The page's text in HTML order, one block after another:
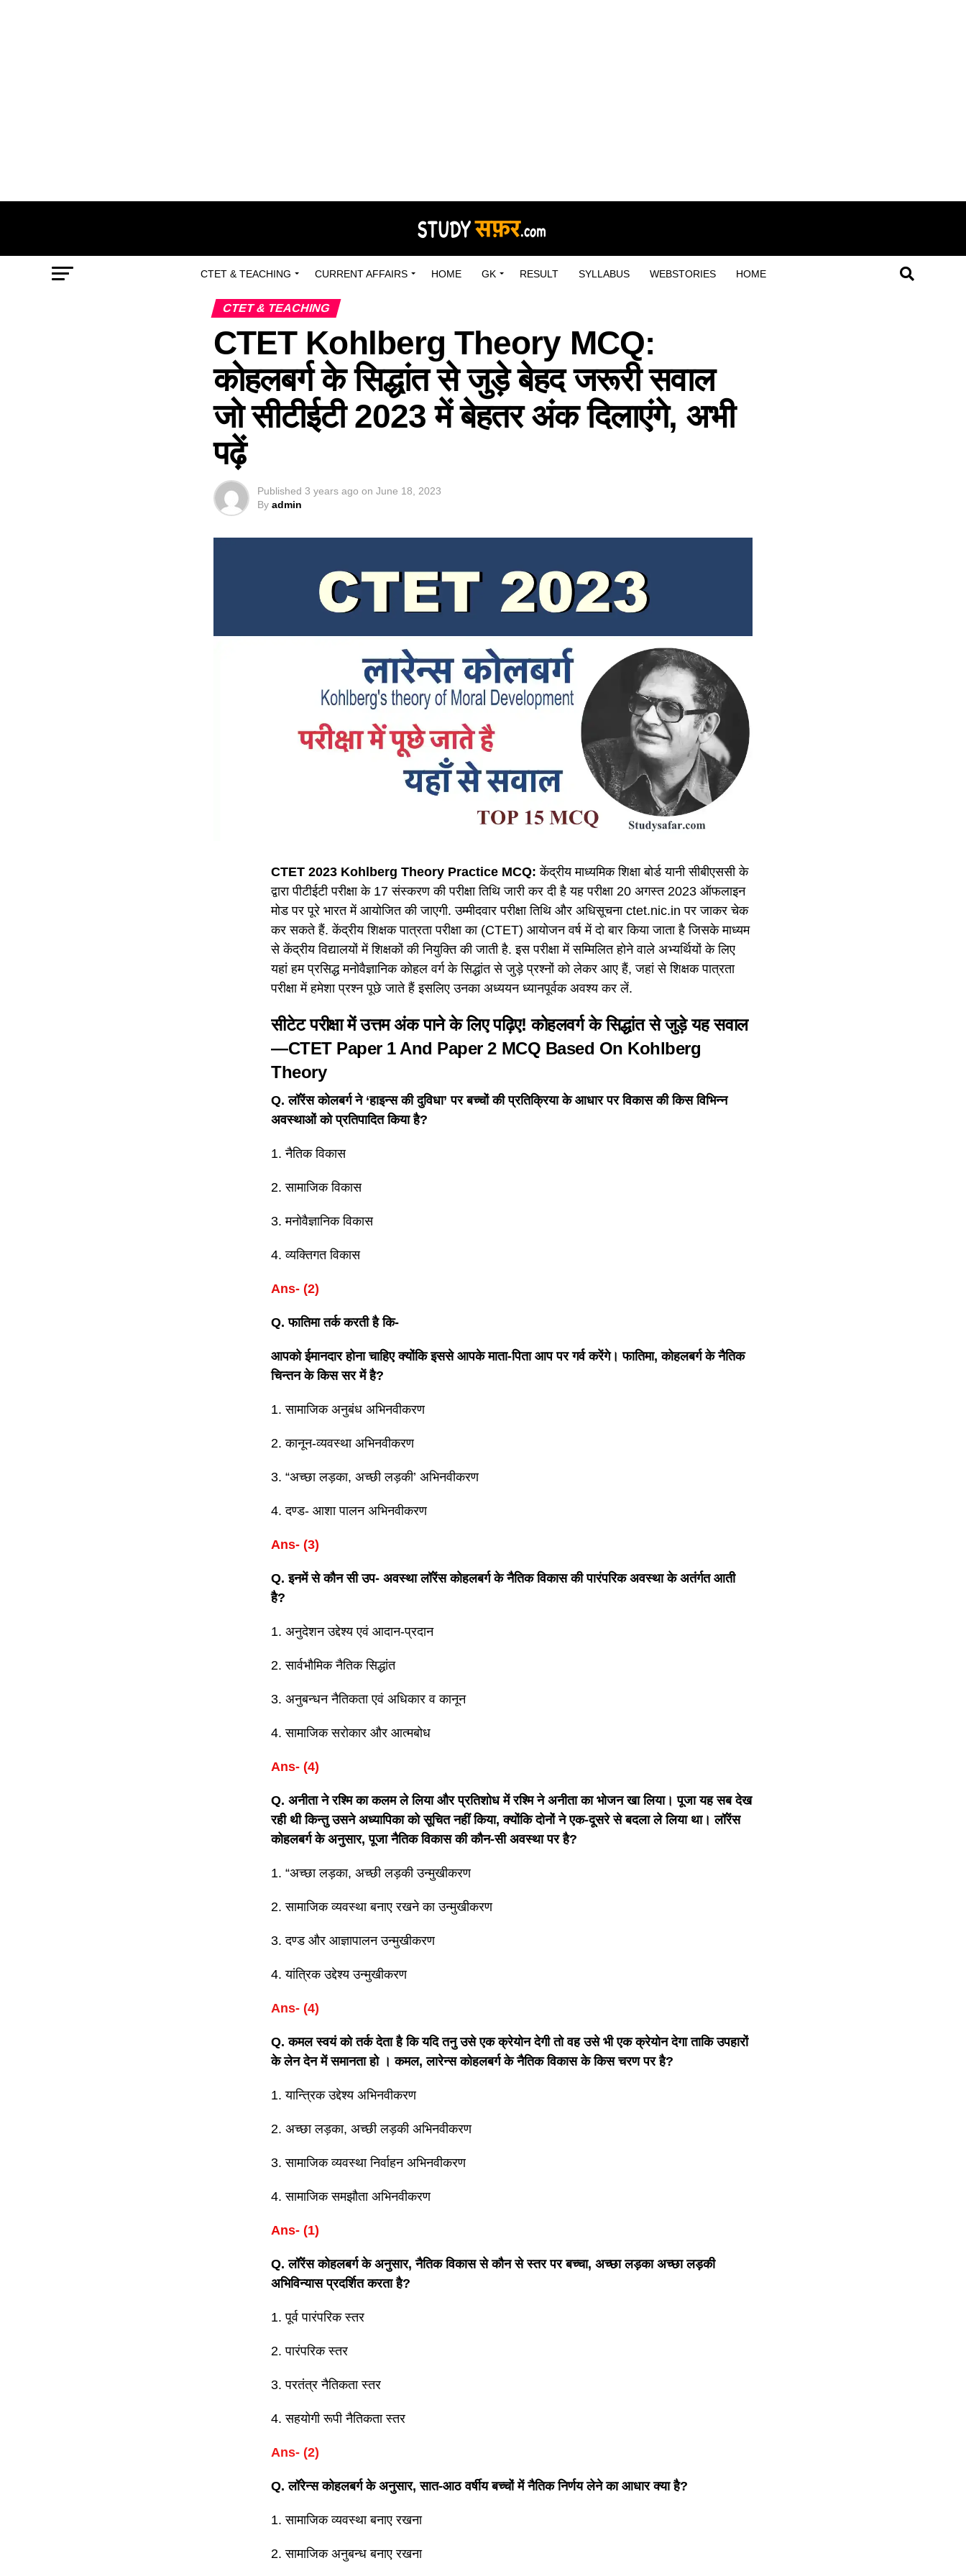
CTET & TEACHING CURRENT AFFAIRS HOME GK RESULT SYLLABUS WEBSTORIES HOME
CTET & TEACHING
CTET Kohlberg Theory MCQ:
कोहलबर्ग के सिद्धांत से जुड़े बेहद जरूरी सवाल
जो सीटीईटी 2023 में बेहतर अंक दिलाएंगे, अभी
पढ़ें
Published 3 years ago on June 18, 2023
By admin
CTET 2023 Kohlberg Theory Practice MCQ: केंद्रीय माध्यमिक शिक्षा बोर्ड यानी सीबीएससी के
द्वारा पीटीईटी परीक्षा के 17 संस्करण की परीक्षा तिथि जारी कर दी है यह परीक्षा 20 अगस्त 2023 ऑफलाइन
मोड पर पूरे भारत में आयोजित की जाएगी. उम्मीदवार परीक्षा तिथि और अधिसूचना ctet.nic.in पर जाकर चेक
कर सकते हैं. केंद्रीय शिक्षक पात्रता परीक्षा का (CTET) आयोजन वर्ष में दो बार किया जाता है जिसके माध्यम
से केंद्रीय विद्यालयों में शिक्षकों की नियुक्ति की जाती है. इस परीक्षा में सम्मिलित होने वाले अभ्यर्थियों के लिए
यहां हम प्रसिद्ध मनोवैज्ञानिक कोहल वर्ग के सिद्धांत से जुड़े प्रश्नों को लेकर आए हैं, जहां से शिक्षक पात्रता
परीक्षा में हमेशा प्रश्न पूछे जाते हैं इसलिए उनका अध्ययन ध्यानपूर्वक अवश्य कर लें.
सीटेट परीक्षा में उत्तम अंक पाने के लिए पढ़िए! कोहलवर्ग के सिद्धांत से जुड़े यह सवाल
—CTET Paper 1 And Paper 2 MCQ Based On Kohlberg
Theory
Q. लॉरेंस कोलबर्ग ने ‘हाइन्स की दुविधा’ पर बच्चों की प्रतिक्रिया के आधार पर विकास की किस विभिन्न
अवस्थाओं को प्रतिपादित किया है?
1. नैतिक विकास
2. सामाजिक विकास
3. मनोवैज्ञानिक विकास
4. व्यक्तिगत विकास
Ans- (2)
Q. फातिमा तर्क करती है कि-
आपको ईमानदार होना चाहिए क्योंकि इससे आपके माता-पिता आप पर गर्व करेंगे। फातिमा, कोहलबर्ग के नैतिक
चिन्तन के किस सर में है?
1. सामाजिक अनुबंध अभिनवीकरण
2. कानून-व्यवस्था अभिनवीकरण
3. “अच्छा लड़का, अच्छी लड़की’ अभिनवीकरण
4. दण्ड- आशा पालन अभिनवीकरण
Ans- (3)
Q. इनमें से कौन सी उप- अवस्था लॉरेंस कोहलबर्ग के नैतिक विकास की पारंपरिक अवस्था के अतंर्गत आती
है?
1. अनुदेशन उद्देश्य एवं आदान-प्रदान
2. सार्वभौमिक नैतिक सिद्धांत
3. अनुबन्धन नैतिकता एवं अधिकार व कानून
4. सामाजिक सरोकार और आत्मबोध
Ans- (4)
Q. अनीता ने रश्मि का कलम ले लिया और प्रतिशोध में रश्मि ने अनीता का भोजन खा लिया। पूजा यह सब देख
रही थी किन्तु उसने अध्यापिका को सूचित नहीं किया, क्योंकि दोनों ने एक-दूसरे से बदला ले लिया था। लॉरेंस
कोहलबर्ग के अनुसार, पूजा नैतिक विकास की कौन-सी अवस्था पर है?
1. “अच्छा लड़का, अच्छी लड़की उन्मुखीकरण
2. सामाजिक व्यवस्था बनाए रखने का उन्मुखीकरण
3. दण्ड और आज्ञापालन उन्मुखीकरण
4. यांत्रिक उद्देश्य उन्मुखीकरण
Ans- (4)
Q. कमल स्वयं को तर्क देता है कि यदि तनु उसे एक क्रेयोन देगी तो वह उसे भी एक क्रेयोन देगा ताकि उपहारों
के लेन देन में समानता हो । कमल, लारेन्स कोहलबर्ग के नैतिक विकास के किस चरण पर है?
1. यान्त्रिक उद्देश्य अभिनवीकरण
2. अच्छा लड़का, अच्छी लड़की अभिनवीकरण
3. सामाजिक व्यवस्था निर्वाहन अभिनवीकरण
4. सामाजिक समझौता अभिनवीकरण
Ans- (1)
Q. लॉरेंस कोहलबर्ग के अनुसार, नैतिक विकास से कौन से स्तर पर बच्चा, अच्छा लड़का अच्छा लड़की
अभिविन्यास प्रदर्शित करता है?
1. पूर्व पारंपरिक स्तर
2. पारंपरिक स्तर
3. परतंत्र नैतिकता स्तर
4. सहयोगी रूपी नैतिकता स्तर
Ans- (2)
Q. लॉरेन्स कोहलबर्ग के अनुसार, सात-आठ वर्षीय बच्चों में नैतिक निर्णय लेने का आधार क्या है?
1. सामाजिक व्यवस्था बनाए रखना
2. सामाजिक अनुबन्ध बनाए रखना